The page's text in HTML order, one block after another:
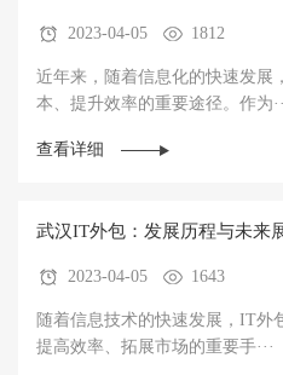
2023-04-05 1812
近年来，随着信息化的快速发展
本、提升效率的重要途径。作为
查看详细
武汉IT外包：发展历程与未来
2023-04-05 1643
随着信息技术的快速发展，IT外
提高效率、拓展市场的重要手···